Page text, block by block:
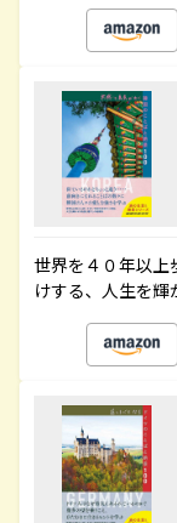
世界を４０年以上
けする、人生を